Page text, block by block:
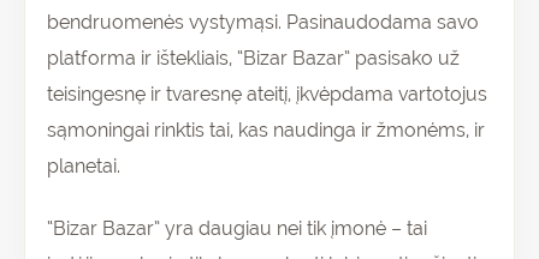
bendruomenės vystymąsi. Pasinaudodama savo
platforma ir ištekliais, “Bizar Bazar” pasisako už
teisingesnę ir tvaresnę ateitį, įkvėpdama vartotojus
sąmoningai rinktis tai, kas naudinga ir žmonėms, ir
planetai.
“Bizar Bazar” yra daugiau nei tik įmonė – tai